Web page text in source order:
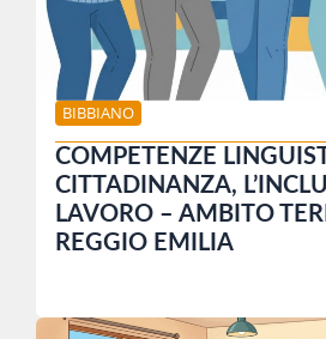
BIBBIANO
COMPETENZE
CITTADINANZA,
LAVORO – AMBITO
REGGIO EMILIA